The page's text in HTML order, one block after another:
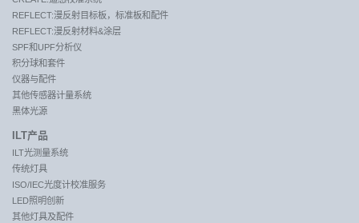
REFLECT:漫反射目标板，标准板和配件
REFLECT:漫反射材料&涂层
SPF和UPF分析仪
积分球和套件
仪器与配件
其他传感器计量系统
黑体光源
ILT产品
ILT光测量系统
传统灯具
ISO/IEC光度计校准服务
LED照明创新
其他灯具及配件